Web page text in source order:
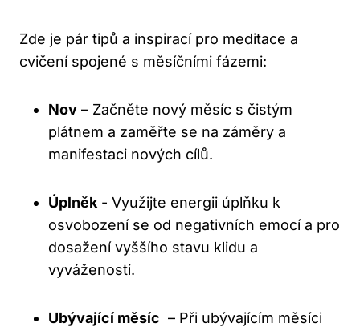
Zde ⁢je pár tipů a inspirací⁢ pro meditace a
cvičení spojené‌ s měsíčními fázemi:
Nov – Začněte ⁤nový měsíc s čistým
plátnem a zaměřte⁢ se na záměry a
manifestaci nových⁣ cílů.
Úplněk ⁤- Využijte energii úplňku k
osvobození se od negativních emocí a pro
⁢dosažení vyššího stavu klidu ​a
vyváženosti.
Ubývající měsíc ⁢ – ‍Při ubývajícím měsíci